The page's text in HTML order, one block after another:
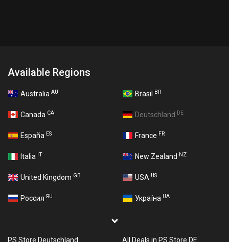
Available Regions
Australia AU Brasil BR
Canada CA Deutschland DE
España ES France FR
Italia IT New Zealand NZ
United Kingdom GB USA US
Россия RU Україна UA
PS Store Deutschland All Deals in PS Store DE